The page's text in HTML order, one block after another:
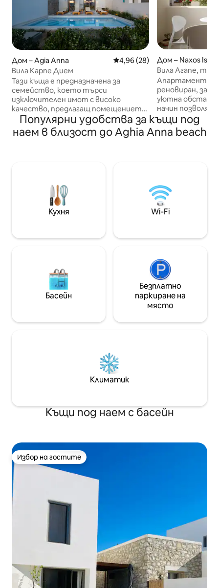
Дом – Agia Anna Средна оценка: 4,96 от 5,
4,96 (28)
Вила Карпе Дием
Тази къща е предназначена за
семейство, което търси
изключителен имот с високо
качество, предлагащ помещението
и спокойствието, за които човек
копнее за почивка. Намира се само на
10 минути пеша от красивия плаж на
минути. Наблизо е и оживеният
плаж на Агиос Прокопиос.
Прекрасният басейн предлага
възможност да се насладите на
допълнително удоволствие.
Дом – Naxos
Вила Агапе,
Наксос Таун
Апартаментът
реновиран, за
уютна
начин
чувстват като
са на почивка.
добре
в сърцето на
вратата си.
Популярни удобства за къщи под
наем в близост до Aghia Anna beach
Кухня Wi-Fi
Басейн
Безплатно
паркиране на
място
Климатик
Къщи под наем с басейн
Избор на гостите
Избор на гостите